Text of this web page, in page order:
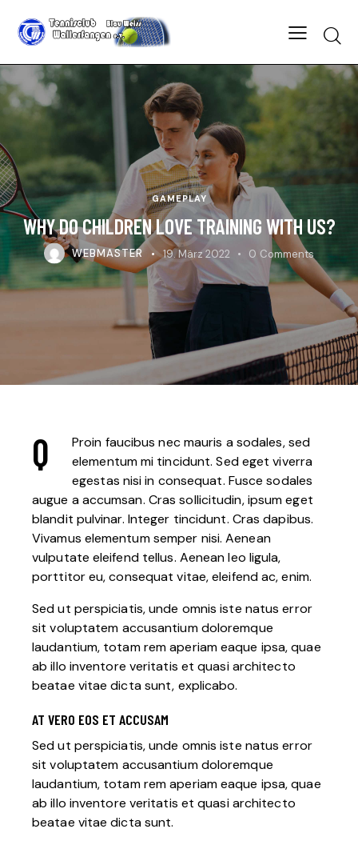
GAMEPLAY
WHY DO CHILDREN LOVE TRAINING WITH US?
WEBMASTER 19. März 2022 0 Comments
Q
Proin faucibus nec mauris a sodales, sed
elementum mi tincidunt. Sed eget viverra
egestas nisi in consequat. Fusce sodales
augue a accumsan. Cras sollicitudin, ipsum eget
blandit pulvinar. Integer tincidunt. Cras dapibus.
Vivamus elementum semper nisi. Aenean
vulputate eleifend tellus. Aenean leo ligula,
porttitor eu, consequat vitae, eleifend ac, enim.
Sed ut perspiciatis, unde omnis iste natus error
sit voluptatem accusantium doloremque
laudantium, totam rem aperiam eaque ipsa, quae
ab illo inventore veritatis et quasi architecto
beatae vitae dicta sunt, explicabo.
AT VERO EOS ET ACCUSAM
Sed ut perspiciatis, unde omnis iste natus error
sit voluptatem accusantium doloremque
laudantium, totam rem aperiam eaque ipsa, quae
ab illo inventore veritatis et quasi architecto
beatae vitae dicta sunt.